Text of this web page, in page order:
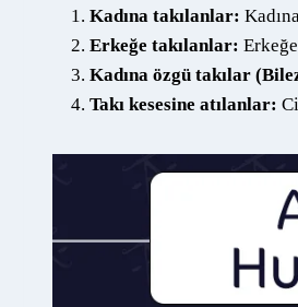
Kadına takılanlar:
Erkeğe takılanlar:
Kadına özgü takılar
Takı kesesine atılanlar: